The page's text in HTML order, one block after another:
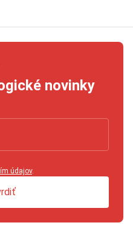
novinky
údajov.